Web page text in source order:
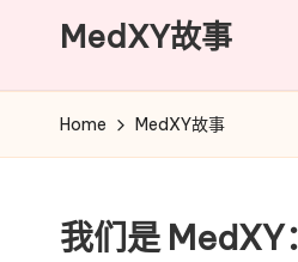
e
d
x
A
MedXY故事
Home MedXY故事
我们是 MedXY